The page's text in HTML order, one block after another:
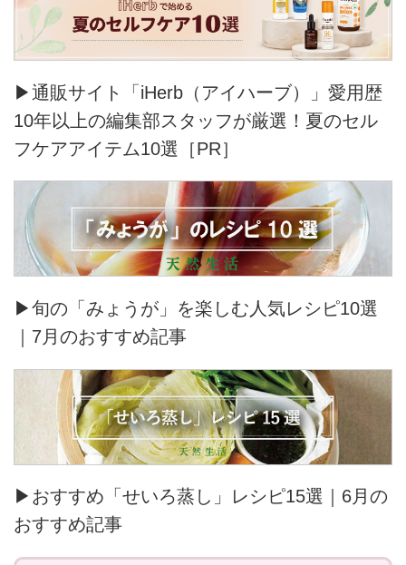
▶通販サイト「iHerb（アイハーブ）」愛用歴
10年以上の編集部スタッフが厳選！夏のセル
フケアアイテム10選［PR］
▶旬の「みょうが」を楽しむ人気レシピ10選
｜7月のおすすめ記事
▶おすすめ「せいろ蒸し」レシピ15選｜6月の
おすすめ記事